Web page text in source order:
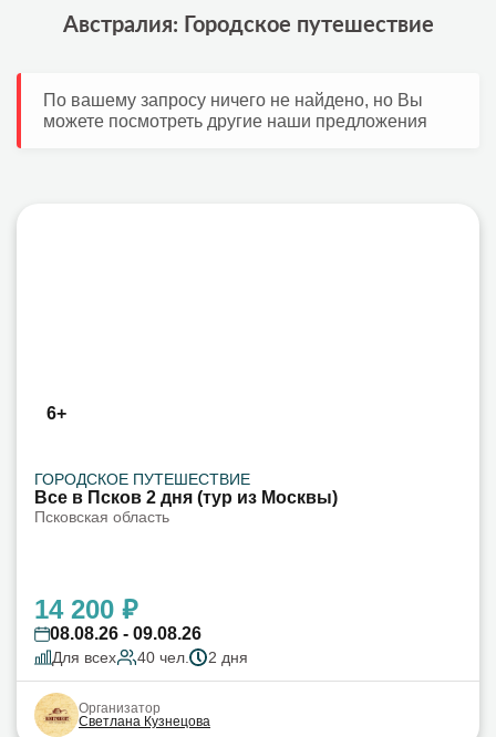
Австралия: Городское путешествие
По вашему запросу ничего не найдено, но Вы
можете посмотреть другие наши предложения
6+
ГОРОДСКОЕ ПУТЕШЕСТВИЕ
Все в Псков 2 дня (тур из Москвы)
Псковская область
14 200 ₽
08.08.26 - 09.08.26
Для всех 40 чел. 2 дня
Организатор
Светлана Кузнецова